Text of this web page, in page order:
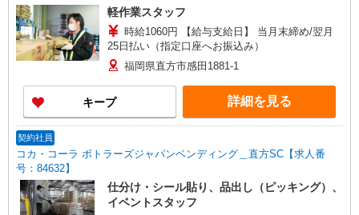
軽作業スタッフ
時給1060円 【給与支給日】 当月末締め/翌月
25日払い（指定口座へお振込み）
福岡県直方市感田1881-1
キープ 詳細を見る
契約社員
コカ・コーラ ボトラーズジャパンベンディング＿直方SC【求人番
号：84632】
仕分け・シール貼り、品出し（ピッキング）、
イベントスタッフ